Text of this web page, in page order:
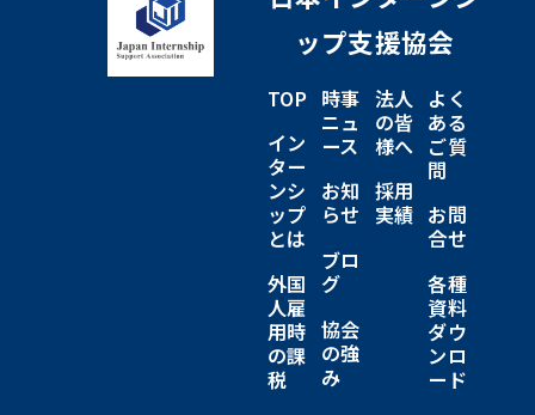
ップ支援協会
TOP
イン
ター
ンシ
ップ
とは
外国
人雇
用時
の課
税
時事
ニュ
ース
お知
らせ
ブロ
グ
協会
の強
み
法人
の皆
様へ
採用
実績
よく
ある
ご質
問
お問
合せ
各種
資料
ダウ
ンロ
ード